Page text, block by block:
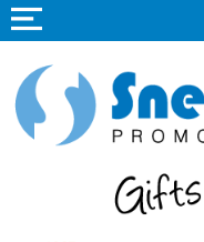
Home
Promotieartikelen